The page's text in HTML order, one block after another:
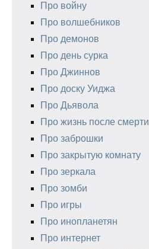
Про войну
Про волшебников
Про демонов
Про день сурка
Про Джиннов
Про доску Уиджа
Про Дьявола
Про жизнь после смерти
Про заброшки
Про закрытую комнату
Про зеркала
Про зомби
Про игры
Про инопланетян
Про интернет